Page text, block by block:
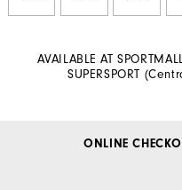
AVAILABLE AT
SUPERSPORT
ONLINE